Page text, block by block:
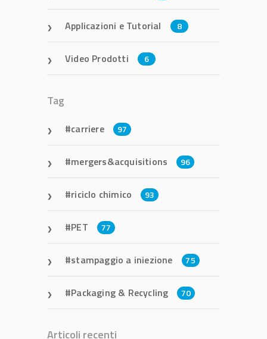
Applicazioni e Tutorial 8
Video Prodotti 6
Tag
carriere 97
mergers&acquisitions 96
riciclo chimico 93
PET 77
stampaggio a iniezione 75
Packaging & Recycling 70
Articoli recenti